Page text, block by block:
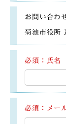
お問い合わ
菊池市役所
必須：氏名
必須：メー